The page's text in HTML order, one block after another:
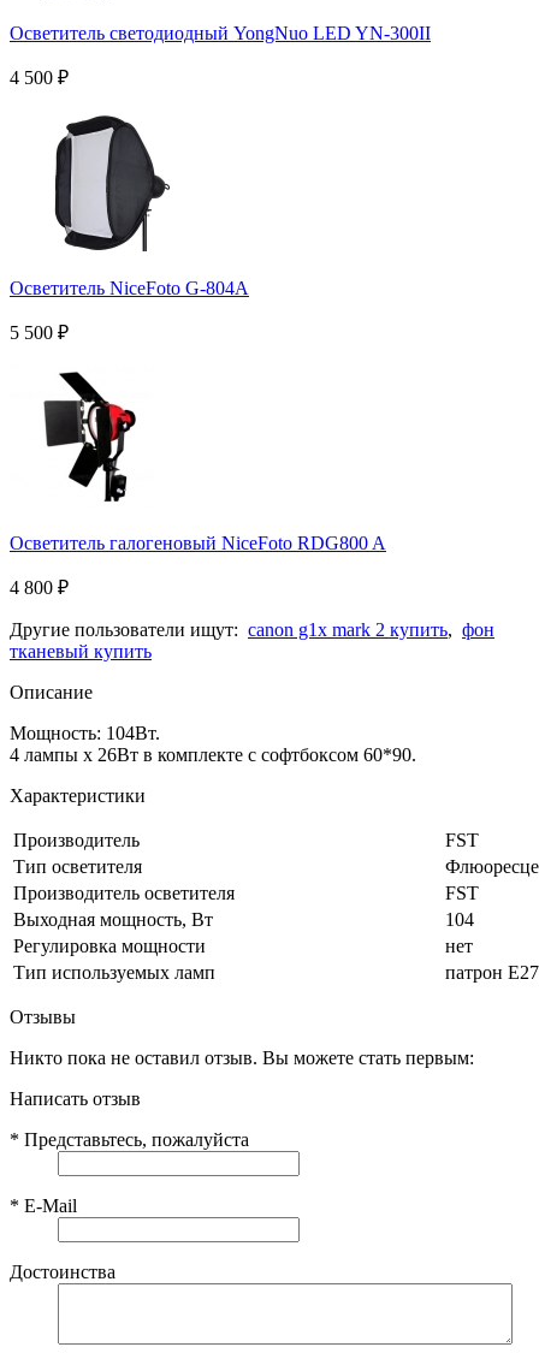
Осветитель светодиодный YongNuo LED YN-300II
4 500 ₽
Осветитель NiceFoto G-804A
5 500 ₽
Осветитель галогеновый NiceFoto RDG800 A
4 800 ₽
Другие пользователи ищут: canon g1x mark 2 купить, фон
тканевый купить
Описание
Мощность: 104Вт.
4 лампы х 26Вт в комплекте с софтбоксом 60*90.
Характеристики
Производитель
FST
Тип осветителя
Производитель осветителя
FST
Выходная мощность, Вт
104
Регулировка мощности
нет
Тип используемых ламп
патрон E27
Отзывы
Никто пока не оставил отзыв. Вы можете стать первым:
Написать отзыв
* Представьтесь, пожалуйста
* E-Mail
Достоинства